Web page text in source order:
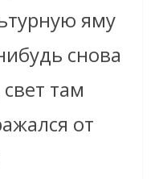
яму
снова
там
от